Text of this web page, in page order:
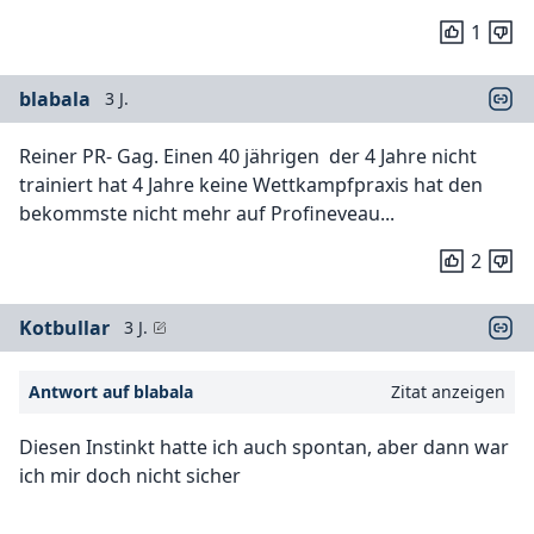
1
blabala 3 J.
Reiner PR- Gag. Einen 40 jährigen der 4 Jahre nicht
trainiert hat 4 Jahre keine Wettkampfpraxis hat den
bekommste nicht mehr auf Profineveau...
2
Kotbullar 3 J.
Antwort auf blabala Zitat anzeigen
Diesen Instinkt hatte ich auch spontan, aber dann war
ich mir doch nicht sicher